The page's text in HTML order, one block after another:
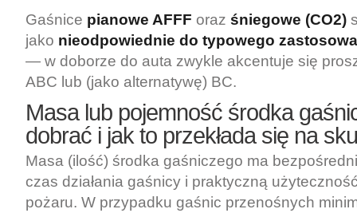
Gaśnice pianowe AFFF oraz śniegowe (CO2)
jako nieodpowiednie do typowego
— w doborze do auta zwykle akcentuje się
ABC lub (jako alternatywę) BC.
Masa lub pojemność środka
dobrać i jak to przekłada się na
Masa (ilość) środka gaśniczego ma
czas działania gaśnicy i praktyczną
pożaru. W przypadku gaśnic przenośnych